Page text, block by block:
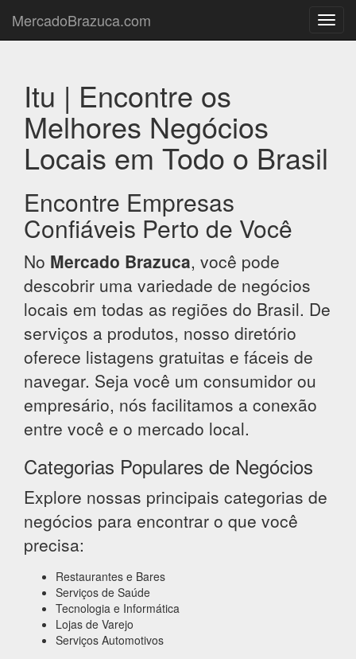
MercadoBrazuca.com
Itu | Encontre os
Melhores Negócios
Locais em Todo o Brasil
Encontre Empresas
Confiáveis Perto de Você
No Mercado Brazuca, você pode
descobrir uma variedade de negócios
locais em todas as regiões do Brasil. De
serviços a produtos, nosso diretório
oferece listagens gratuitas e fáceis de
navegar. Seja você um consumidor ou
empresário, nós facilitamos a conexão
entre você e o mercado local.
Categorias Populares de Negócios
Explore nossas principais categorias de
negócios para encontrar o que você
precisa:
Restaurantes e Bares
Serviços de Saúde
Tecnologia e Informática
Lojas de Varejo
Serviços Automotivos